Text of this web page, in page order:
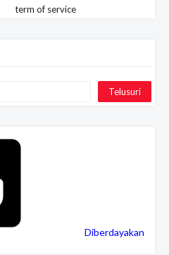
term of service
Diberdayakan